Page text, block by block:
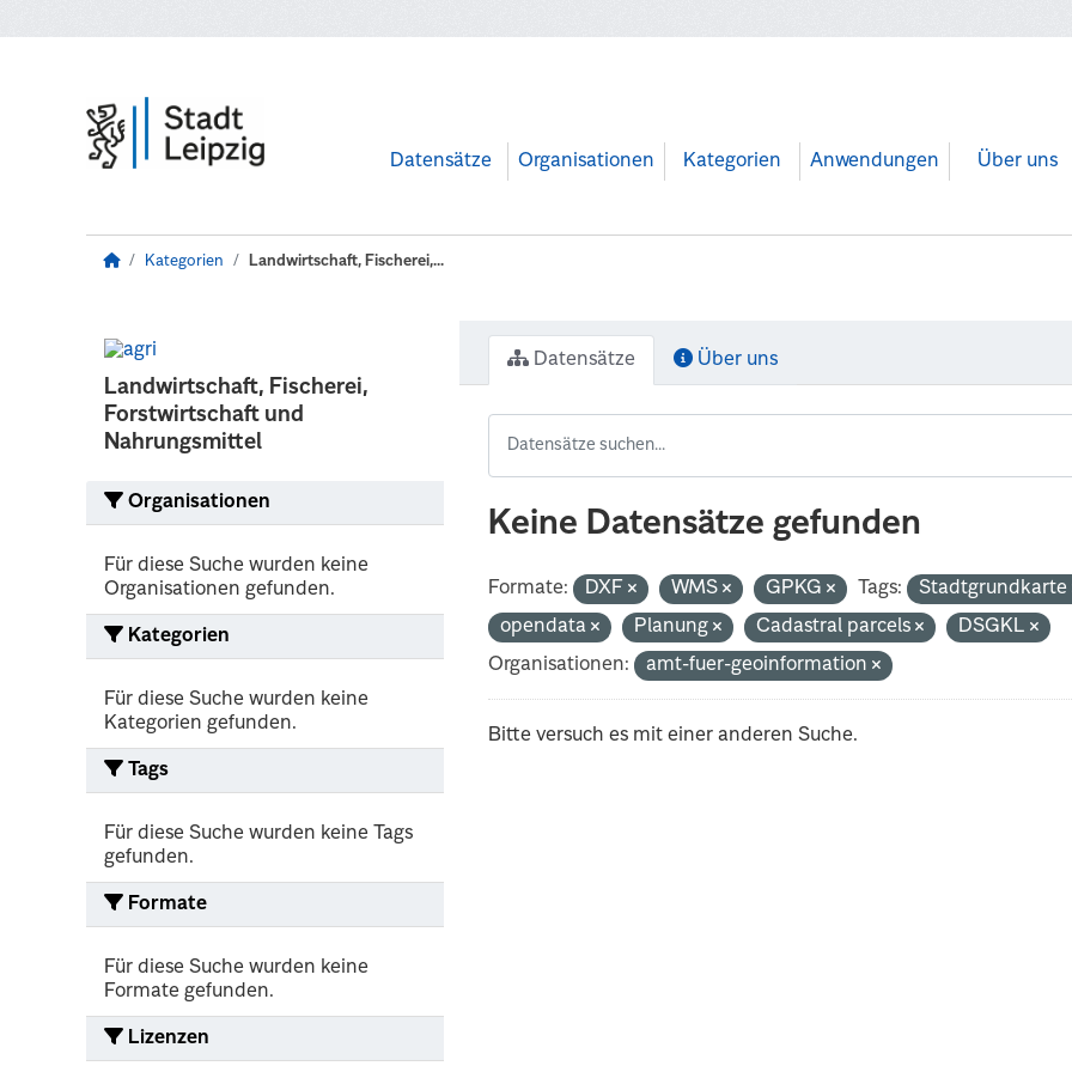
Datensätze Organisationen Kategorien Anwendungen Über uns
Kategorien Landwirtschaft, Fischerei,...
Landwirtschaft, Fischerei,
Forstwirtschaft und
Nahrungsmittel
Organisationen
Für diese Suche wurden keine
Organisationen gefunden.
Kategorien
Für diese Suche wurden keine
Kategorien gefunden.
Tags
Für diese Suche wurden keine Tags
gefunden.
Formate
Für diese Suche wurden keine
Formate gefunden.
Lizenzen
Datensätze Über uns
Keine Datensätze gefunden
Formate: DXF WMS GPKG Tags:
Stadtgrundkarte
opendata
Planung Cadastral parcels
DSGKL
Organisationen:
amt-fuer-geoinformation
Bitte versuch es mit einer anderen Suche.